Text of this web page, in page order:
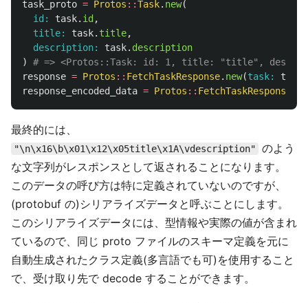
task_proto = Protos ::Task. new(
id: task. id ,
title: task. title,
description: task. description
)
# => <Protos::Task: id: 1, title: "title",
response = Protos :: FetchTaskResponse. new(task:
response_encoded_data = Protos :: FetchTaskResponse
最終的には、
"\n\x16\b\x01\x12\x05title\x1A\vdescription"
のよう
な文字列がレスポンスとして返されることになります。
このデータの呼び方は特に定義されていないのですが、
(protobuf の)シリアライズデータと呼ぶことにします。
このシリアライズデータには、型情報や実際の値が含まれ
ているので、同じ proto ファイルのスキーマ定義を元に
自動生成されたクラス定義(多言語でも可)を使用すること
で、受け取り先で decode することができます。